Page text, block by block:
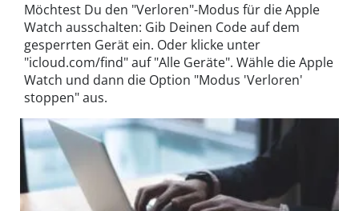
Möchtest Du den "Verloren"-Modus für die Apple
Watch ausschalten: Gib Deinen Code auf dem
gesperrten Gerät ein. Oder klicke unter
"icloud.com/find" auf "Alle Geräte". Wähle die Apple
Watch und dann die Option "Modus 'Verloren'
stoppen" aus.